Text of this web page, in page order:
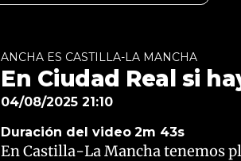
ANCHA ES CASTILLA-LA MANCHA
En Ciudad Real si
04/08/2025 21:10
Duración del video 2m 43s
En Castilla-La Mancha tenemos